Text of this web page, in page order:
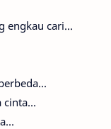
engkau cari...
cinta...